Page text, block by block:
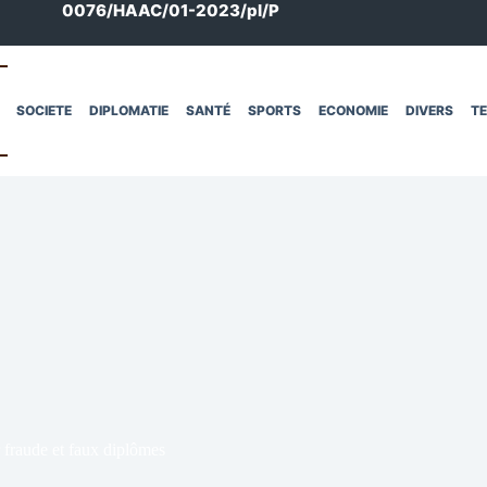
0076/HAAC/01-2023/pl/P
SOCIETE DIPLOMATIE SANTÉ SPORTS ECONOMIE DIVERS